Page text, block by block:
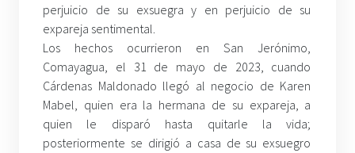
perjuicio de su exsuegra y en perjuicio de su
expareja sentimental.
Los hechos ocurrieron en San Jerónimo,
Comayagua, el 31 de mayo de 2023, cuando
Cárdenas Maldonado llegó al negocio de Karen
Mabel, quien era la hermana de su expareja, a
quien le disparó hasta quitarle la vida;
posteriormente se dirigió a casa de su exsuegro